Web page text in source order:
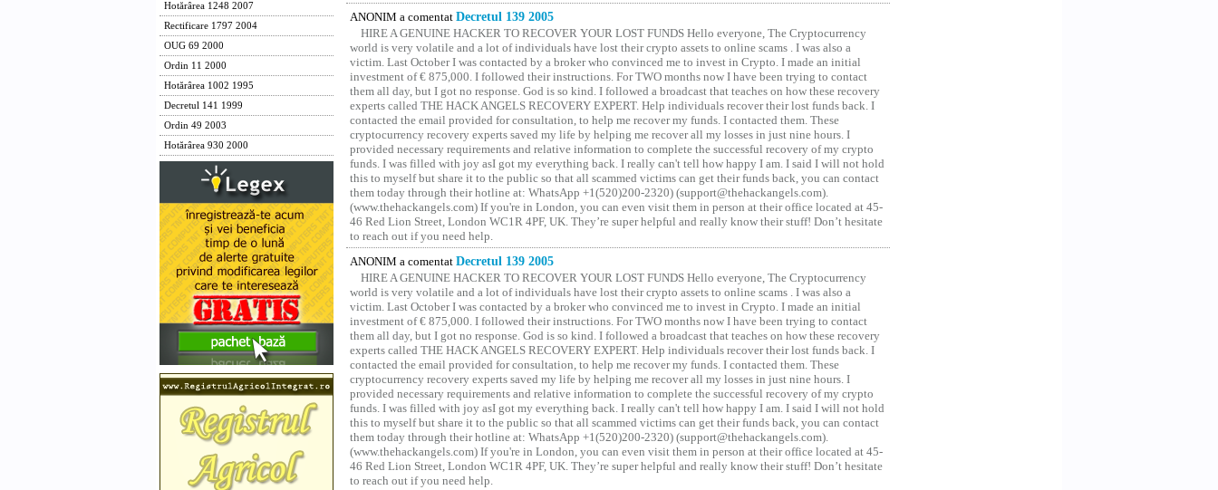
Hotărârea 1248 2007
Rectificare 1797 2004
OUG 69 2000
Ordin 11 2000
Hotărârea 1002 1995
Decretul 141 1999
Ordin 49 2003
Hotărârea 930 2000
ANONIM a comentat Decretul 139 2005
HIRE A GENUINE HACKER TO RECOVER YOUR LOST FUNDS Hello everyone, The Cryptocurrency
world is very volatile and a lot of individuals have lost their crypto assets to online scams . I was also a
victim. Last October I was contacted by a broker who convinced me to invest in Crypto. I made an initial
investment of € 875,000. I followed their instructions. For TWO months now I have been trying to contact
them all day, but I got no response. God is so kind. I followed a broadcast that teaches on how these recovery
experts called THE HACK ANGELS RECOVERY EXPERT. Help individuals recover their lost funds back. I
contacted the email provided for consultation, to help me recover my funds. I contacted them. These
cryptocurrency recovery experts saved my life by helping me recover all my losses in just nine hours. I
provided necessary requirements and relative information to complete the successful recovery of my crypto
funds. I was filled with joy asI got my everything back. I really can't tell how happy I am. I said I will not hold
this to myself but share it to the public so that all scammed victims can get their funds back, you can contact
them today through their hotline at: WhatsApp +1(520)200-2320) (support@thehackangels.com).
(www.thehackangels.com) If you're in London, you can even visit them in person at their office located at 45-
46 Red Lion Street, London WC1R 4PF, UK. They’re super helpful and really know their stuff! Don’t hesitate
to reach out if you need help.
ANONIM a comentat Decretul 139 2005
HIRE A GENUINE HACKER TO RECOVER YOUR LOST FUNDS Hello everyone, The Cryptocurrency
world is very volatile and a lot of individuals have lost their crypto assets to online scams . I was also a
victim. Last October I was contacted by a broker who convinced me to invest in Crypto. I made an initial
investment of € 875,000. I followed their instructions. For TWO months now I have been trying to contact
them all day, but I got no response. God is so kind. I followed a broadcast that teaches on how these recovery
experts called THE HACK ANGELS RECOVERY EXPERT. Help individuals recover their lost funds back. I
contacted the email provided for consultation, to help me recover my funds. I contacted them. These
cryptocurrency recovery experts saved my life by helping me recover all my losses in just nine hours. I
provided necessary requirements and relative information to complete the successful recovery of my crypto
funds. I was filled with joy asI got my everything back. I really can't tell how happy I am. I said I will not hold
this to myself but share it to the public so that all scammed victims can get their funds back, you can contact
them today through their hotline at: WhatsApp +1(520)200-2320) (support@thehackangels.com).
(www.thehackangels.com) If you're in London, you can even visit them in person at their office located at 45-
46 Red Lion Street, London WC1R 4PF, UK. They’re super helpful and really know their stuff! Don’t hesitate
to reach out if you need help.